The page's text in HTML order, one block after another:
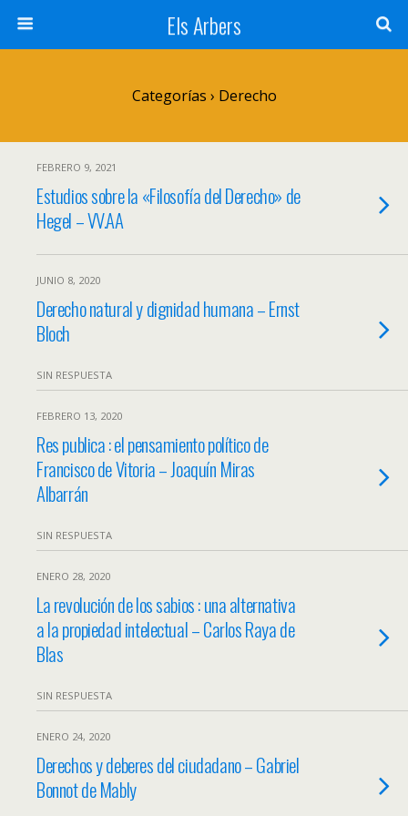
Els Arbers
Categorías › Derecho
FEBRERO 9, 2021
Estudios sobre la «Filosofía del Derecho» de
Hegel – VV.AA
JUNIO 8, 2020
Derecho natural y dignidad humana – Ernst
Bloch
SIN RESPUESTA
FEBRERO 13, 2020
Res publica : el pensamiento político de
Francisco de Vitoria – Joaquín Miras
Albarrán
SIN RESPUESTA
ENERO 28, 2020
La revolución de los sabios : una alternativa
a la propiedad intelectual – Carlos Raya de
Blas
SIN RESPUESTA
ENERO 24, 2020
Derechos y deberes del ciudadano – Gabriel
Bonnot de Mably